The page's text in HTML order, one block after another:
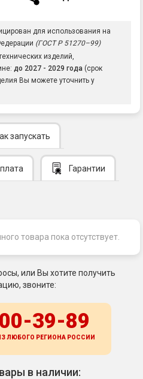
для использования на
(ГОСТ Р 51270–99)
изделий,
до 2027 - 2029 года (срок
Вы можете уточнить у
запускать
Гарантии
товара пока отсутствует.
или Вы хотите получить
звоните:
39-89
ЛЮБОГО РЕГИОНА РОССИИ
в наличии: